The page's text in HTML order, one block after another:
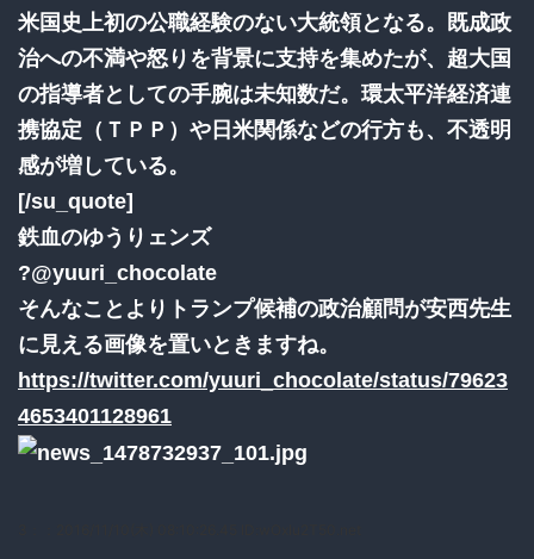
米国史上初の公職経験のない大統領となる。既成政
治への不満や怒りを背景に支持を集めたが、超大国
の指導者としての手腕は未知数だ。環太平洋経済連
携協定（ＴＰＰ）や日米関係などの行方も、不透明
感が増している。
[/su_quote]
鉄血のゆうりェンズ
?@yuuri_chocolate
そんなことよりトランプ候補の政治顧問が安西先生
に見える画像を置いときますね。
https://twitter.com/yuuri_chocolate/status/79623
4653401128961